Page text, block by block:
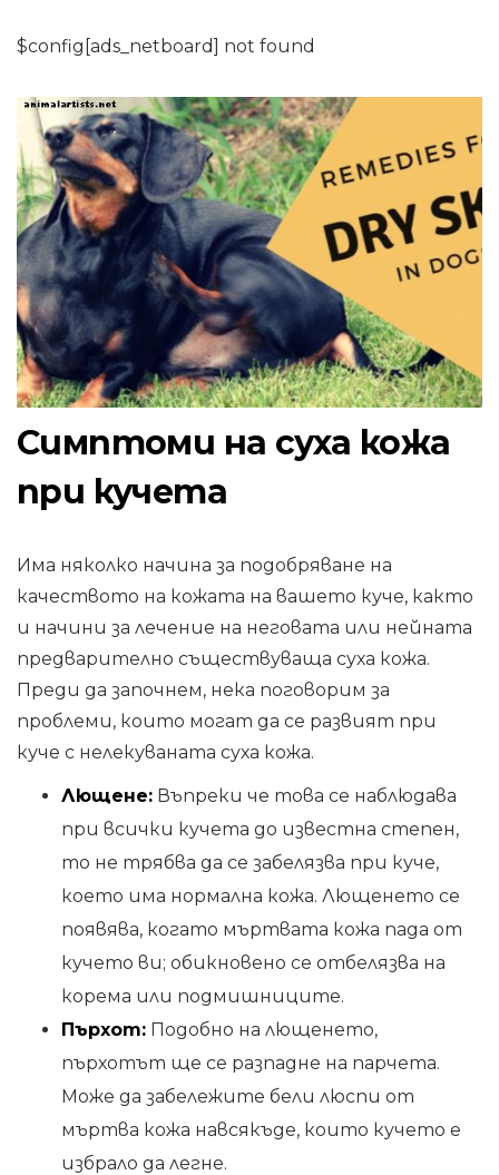
$config[ads_netboard] not found
Симптоми на суха кожа
при кучета
Има няколко начина за подобряване на
качеството на кожата на вашето куче, както
и начини за лечение на неговата или нейната
предварително съществуваща суха кожа.
Преди да започнем, нека поговорим за
проблеми, които могат да се развият при
куче с нелекуваната суха кожа.
Лющене: Въпреки че това се наблюдава
при всички кучета до известна степен,
то не трябва да се забелязва при куче,
което има нормална кожа. Лющенето се
появява, когато мъртвата кожа пада от
кучето ви; обикновено се отбелязва на
корема или подмишниците.
Пърхот: Подобно на лющенето,
пърхотът ще се разпадне на парчета.
Може да забележите бели люспи от
мъртва кожа навсякъде, които кучето е
избрало да легне.